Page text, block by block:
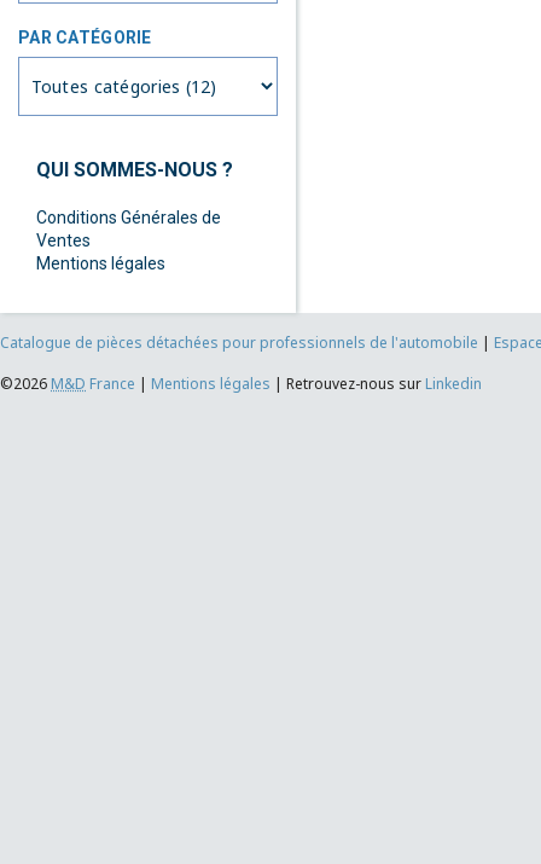
PAR CATÉGORIE
QUI SOMMES-NOUS ?
Conditions Générales de
Ventes
Mentions légales
Catalogue de pièces détachées pour professionnels de l'automobile |
©2026 M&D France | Mentions légales | Retrouvez-nous sur Linkedin